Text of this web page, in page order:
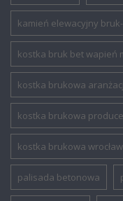
kamień elewacyjny
kostka bruk bet wapień
kostka brukowa
kostka brukowa
kostka brukowa wrocław
palisada betonowa